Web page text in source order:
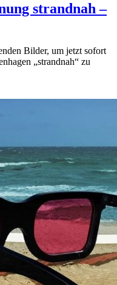
strandnah –
Bilder, um jetzt sofort
„strandnah“ zu